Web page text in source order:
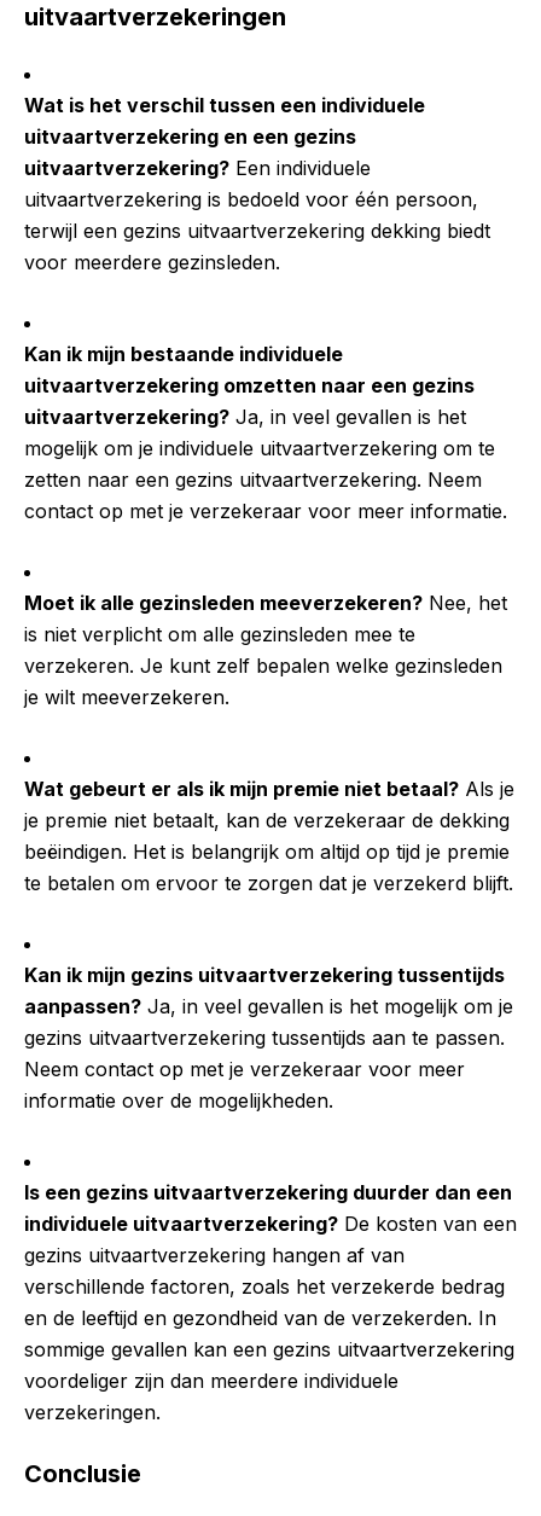
uitvaartverzekeringen
Wat is het verschil tussen een individuele
uitvaartverzekering en een gezins
uitvaartverzekering? Een individuele
uitvaartverzekering is bedoeld voor één persoon,
terwijl een gezins uitvaartverzekering dekking biedt
voor meerdere gezinsleden.
Kan ik mijn bestaande individuele
uitvaartverzekering omzetten naar een gezins
uitvaartverzekering? Ja, in veel gevallen is het
mogelijk om je individuele uitvaartverzekering om te
zetten naar een gezins uitvaartverzekering. Neem
contact op met je verzekeraar voor meer informatie.
Moet ik alle gezinsleden meeverzekeren? Nee, het
is niet verplicht om alle gezinsleden mee te
verzekeren. Je kunt zelf bepalen welke gezinsleden
je wilt meeverzekeren.
Wat gebeurt er als ik mijn premie niet betaal? Als je
je premie niet betaalt, kan de verzekeraar de dekking
beëindigen. Het is belangrijk om altijd op tijd je premie
te betalen om ervoor te zorgen dat je verzekerd blijft.
Kan ik mijn gezins uitvaartverzekering tussentijds
aanpassen? Ja, in veel gevallen is het mogelijk om je
gezins uitvaartverzekering tussentijds aan te passen.
Neem contact op met je verzekeraar voor meer
informatie over de mogelijkheden.
Is een gezins uitvaartverzekering duurder dan een
individuele uitvaartverzekering? De kosten van een
gezins uitvaartverzekering hangen af van
verschillende factoren, zoals het verzekerde bedrag
en de leeftijd en gezondheid van de verzekerden. In
sommige gevallen kan een gezins uitvaartverzekering
voordeliger zijn dan meerdere individuele
verzekeringen.
Conclusie